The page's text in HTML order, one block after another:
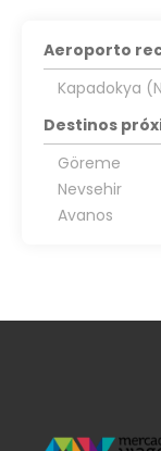
Aeroporto
Kapadokya
Destinos
Göreme
Nevsehir
Avanos